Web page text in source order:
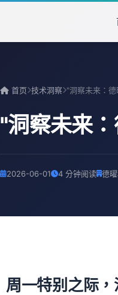
首页 技术洞察
"洞察未来
2026-06-01 4 分钟阅读 德
周一特别之际